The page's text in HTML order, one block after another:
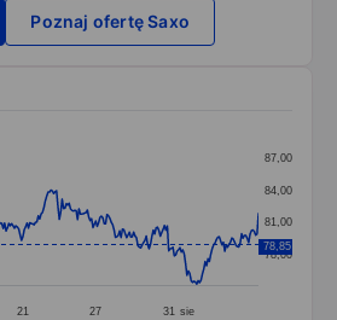
Poznaj ofertę Saxo
data points.
axis displaying categories.
axis displaying values. Data ranges
21 27 31 sie
78,00
81,00
84,00
87,00
78,85